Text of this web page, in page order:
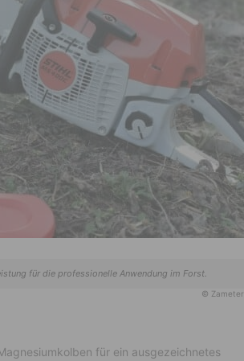
für die professionelle Anwendung im Forst.
© Zameter
für ein ausgezeichnetes